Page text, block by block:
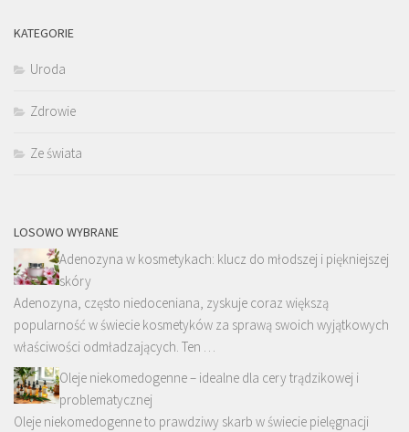
KATEGORIE
Uroda
Zdrowie
Ze świata
LOSOWO WYBRANE
Adenozyna w kosmetykach: klucz do młodszej i piękniejszej
skóry
Adenozyna, często niedoceniana, zyskuje coraz większą
popularność w świecie kosmetyków za sprawą swoich wyjątkowych
właściwości odmładzających. Ten …
Oleje niekomedogenne – idealne dla cery trądzikowej i
problematycznej
Oleje niekomedogenne to prawdziwy skarb w świecie pielęgnacji